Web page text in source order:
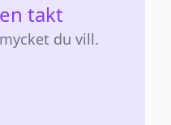
takt
du vill.